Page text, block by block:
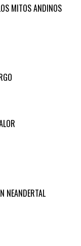
MITOS ANDINOS
NEANDERTAL